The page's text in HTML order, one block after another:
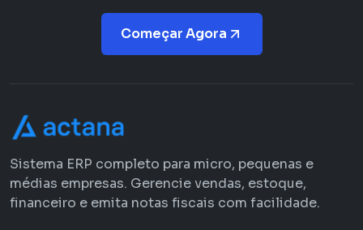
Começar Agora
Sistema ERP completo para micro, pequenas e
médias empresas. Gerencie vendas, estoque,
financeiro e emita notas fiscais com facilidade.